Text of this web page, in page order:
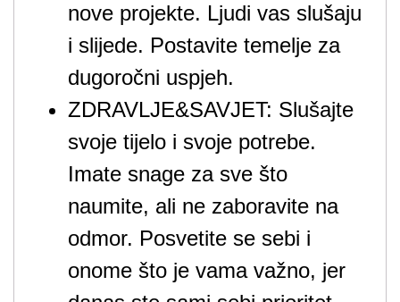
nove projekte. Ljudi vas slušaju
i slijede. Postavite temelje za
dugoročni uspjeh.
ZDRAVLJE&SAVJET: Slušajte
svoje tijelo i svoje potrebe.
Imate snage za sve što
naumite, ali ne zaboravite na
odmor. Posvetite se sebi i
onome što je vama važno, jer